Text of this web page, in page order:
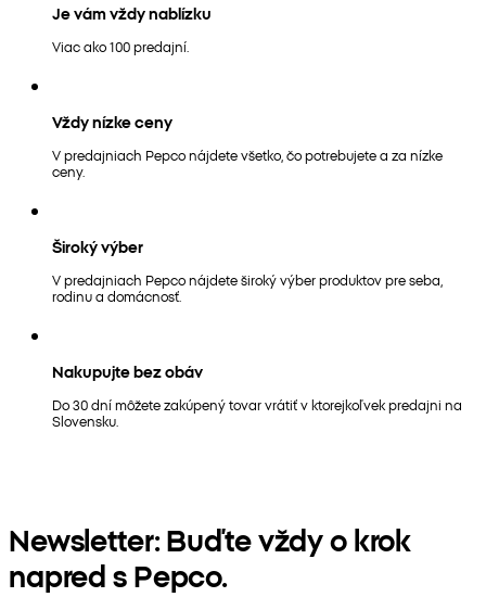
Je vám vždy nablízku
Viac ako 100 predajní.
Vždy nízke ceny
V predajniach Pepco nájdete všetko, čo potrebujete a za nízke
ceny.
Široký výber
V predajniach Pepco nájdete široký výber produktov pre seba,
rodinu a domácnosť.
Nakupujte bez obáv
Do 30 dní môžete zakúpený tovar vrátiť v ktorejkoľvek predajni na
Slovensku.
Newsletter: Buďte vždy o krok
napred s Pepco.